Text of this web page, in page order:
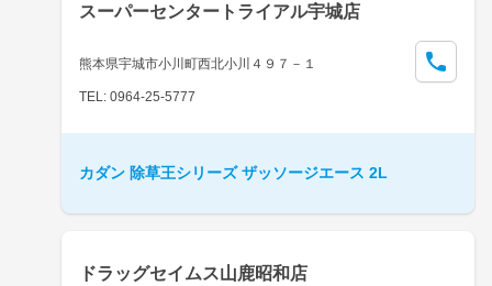
取扱店検索はこちら
スーパーセンタートライアル宇城店
熊本県宇城市小川町西北小川４９７－１
TEL: 0964-25-5777
カダン 除草王シリーズ ザッソージエース 2L
ドラッグセイムス山鹿昭和店